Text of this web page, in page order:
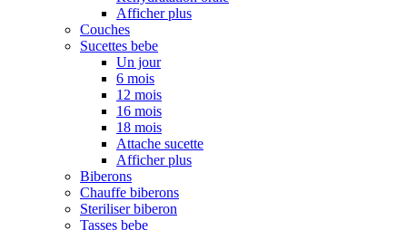
Afficher plus
Couches
Sucettes bebe
Un jour
6 mois
12 mois
16 mois
18 mois
Attache sucette
Afficher plus
Biberons
Chauffe biberons
Steriliser biberon
Tasses bebe